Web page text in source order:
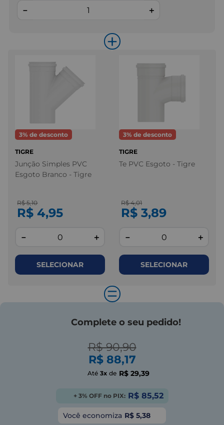
＋
－
+
3% de desconto
TIGRE
Junção Simples PVC
Esgoto Branco - Tigre
R$ 5,10
R$ 4,95
＋
－
SELECIONAR
3% de desconto
TIGRE
Te PVC Esgoto - Tigre
R$ 4,01
R$ 3,89
＋
－
SELECIONAR
=
Complete o seu pedido!
R$ 90,90
R$ 88,17
Até 3x de R$ 29,39
+ 3% OFF no PIX: R$ 85,52
Você economiza R$ 5,38